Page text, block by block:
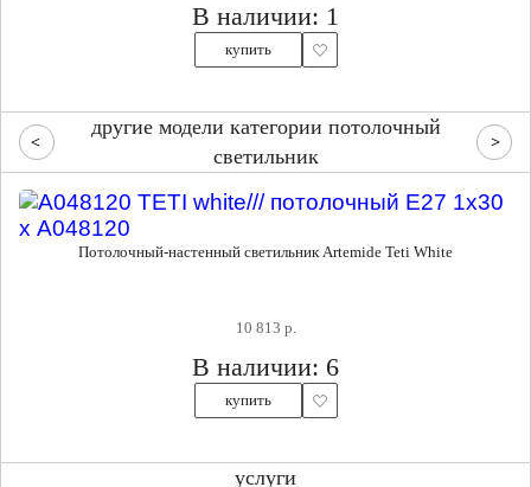
В наличии: 1
купить
другие модели категории потолочный
светильник
Потолочный-настенный светильник Artemide Teti White
10 813 р.
В наличии: 6
купить
услуги